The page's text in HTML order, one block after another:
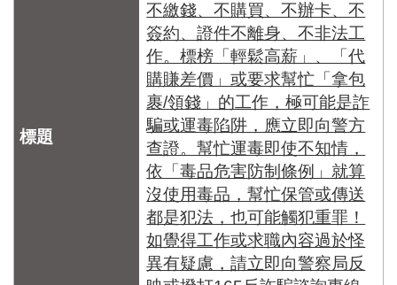
不繳錢、不購買、不辦卡、不
簽約、證件不離身、不非法工
作。標榜「輕鬆高薪」、「代
購賺差價」或要求幫忙「拿包
裹/領錢」的工作，極可能是詐
騙或運毒陷阱，應立即向警方
查證。幫忙運毒即使不知情，
依「毒品危害防制條例」就算
沒使用毒品，幫忙保管或傳送
都是犯法，也可能觸犯重罪！
如覺得工作或求職內容過於怪
異有疑慮，請立即向警察局反